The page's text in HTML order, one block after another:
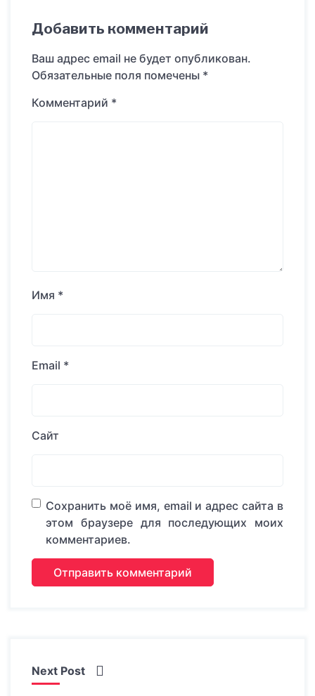
Добавить комментарий
Ваш адрес email не будет опубликован.
Обязательные поля помечены *
Комментарий *
Имя *
Email *
Сайт
Сохранить моё имя, email и адрес сайта в
этом браузере для последующих моих
комментариев.
Next Post